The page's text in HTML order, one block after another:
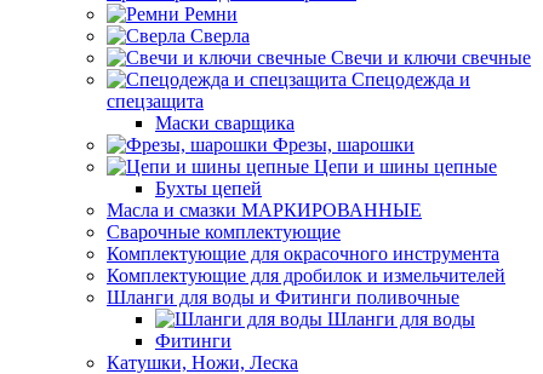
Ремни
Сверла
Свечи и ключи свечные
Спецодежда и
спецзащита
Маски сварщика
Фрезы, шарошки
Цепи и шины цепные
Бухты цепей
Масла и смазки МАРКИРОВАННЫЕ
Сварочные комплектующие
Комплектующие для окрасочного инструмента
Комплектующие для дробилок и измельчителей
Шланги для воды и Фитинги поливочные
Шланги для воды
Фитинги
Катушки, Ножи, Леска